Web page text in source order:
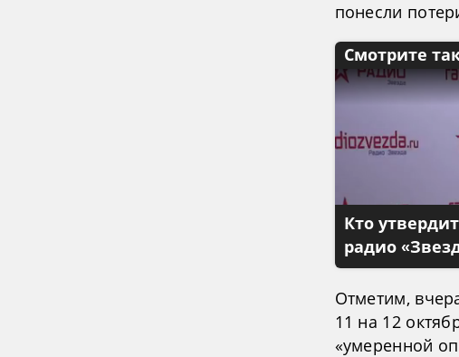
понесли
Смотрите
Кто
радио
Отметим,
11 на 12
«умеренной